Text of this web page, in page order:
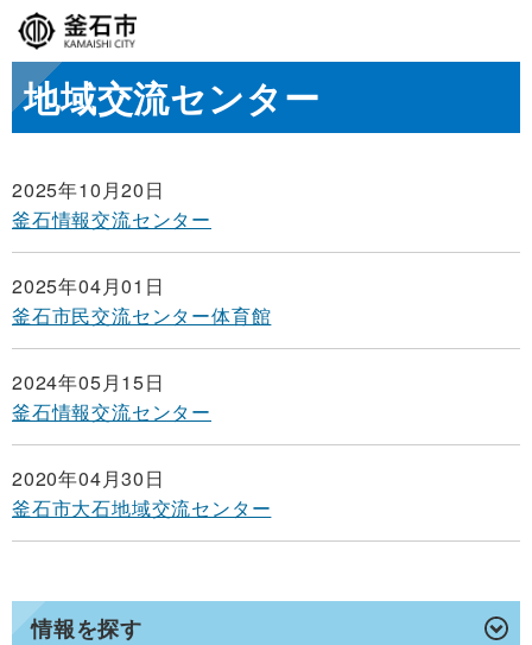
情報を探す
地域交流センター
2025年10月20日
釜石情報交流センター
2025年04月01日
釜石市民交流センター体育館
2024年05月15日
釜石情報交流センター
2020年04月30日
釜石市大石地域交流センター